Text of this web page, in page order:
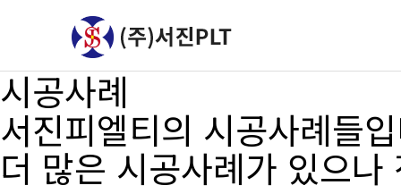
시공사례
서진피엘티의 시공사례들
더 많은 시공사례가 있으